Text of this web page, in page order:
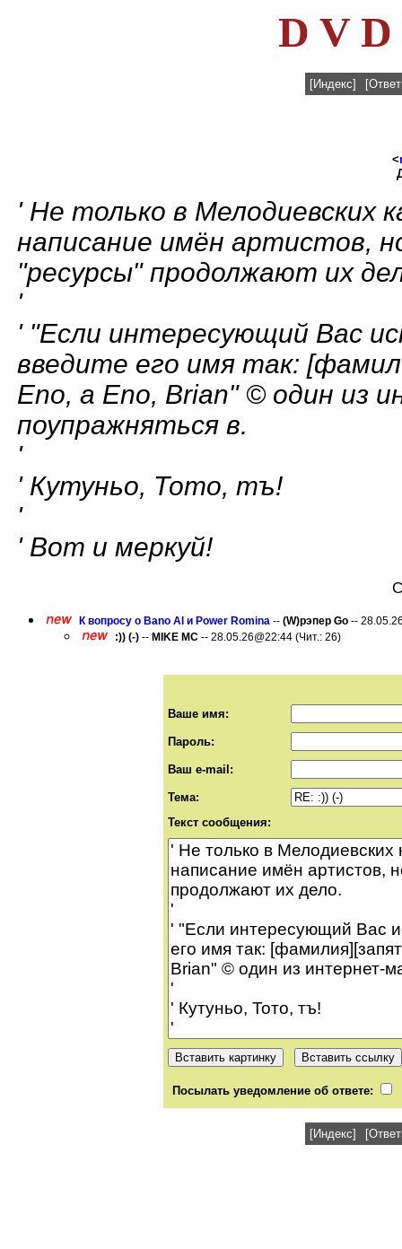
D V D
[Индекс]
<
' Не только в Мелодиевских
написание имён артистов,
"ресурсы" продолжают их
'
' "Если интересующий Вас
введите его имя так:
Eno, а Eno, Brian" © один из
поупражняться в.
'
' Кутуньо, Тото, тъ!
'
' Вот и меркуй!
К вопросу о Banо Al и Power Romina -- (W)рэпер Gо --
:)) (-) -- MIKE MC -- 28.05.26@22:44 (Чит.: 26)
Ваше имя:
Пароль:
Ваш e-mail:
Тема:
Текст сообщения:
Посылать уведомление об ответе:
[Индекс]